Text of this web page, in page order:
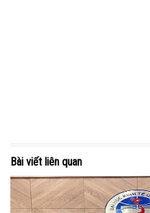
Bài viết liên quan